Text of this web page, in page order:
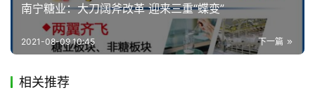
南宁糖业：大刀阔斧改革 迎来三重“蝶变”
下一篇
2021-08-09 10:45
相关推荐